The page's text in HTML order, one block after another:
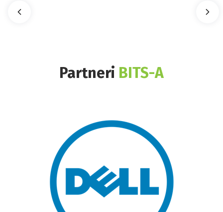
Partneri BITS-A